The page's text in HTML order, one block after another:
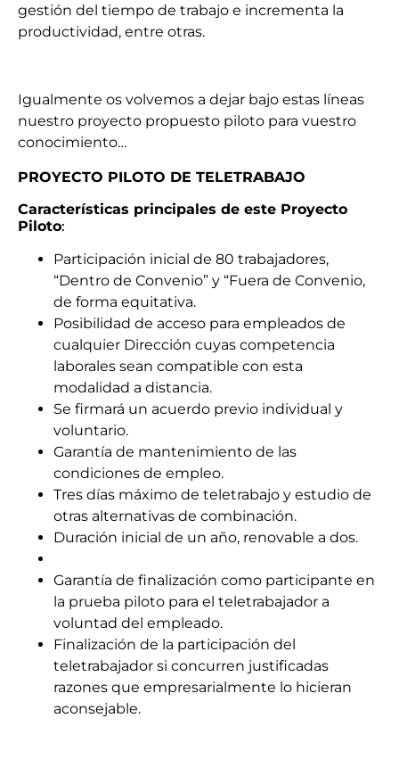
gestión del tiempo de trabajo e incrementa la
productividad, entre otras.
Igualmente os volvemos a dejar bajo estas líneas
nuestro proyecto propuesto piloto para vuestro
conocimiento…
PROYECTO PILOTO DE TELETRABAJO
Características principales de este Proyecto
Piloto:
Participación inicial de 80 trabajadores,
“Dentro de Convenio” y “Fuera de Convenio,
de forma equitativa.
Posibilidad de acceso para empleados de
cualquier Dirección cuyas competencia
laborales sean compatible con esta
modalidad a distancia.
Se firmará un acuerdo previo individual y
voluntario.
Garantía de mantenimiento de las
condiciones de empleo.
Tres días máximo de teletrabajo y estudio de
otras alternativas de combinación.
Duración inicial de un año, renovable a dos.
Garantía de finalización como participante en
la prueba piloto para el teletrabajador a
voluntad del empleado.
Finalización de la participación del
teletrabajador si concurren justificadas
razones que empresarialmente lo hicieran
aconsejable.